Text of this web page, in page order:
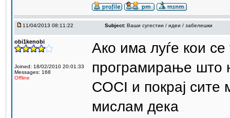
11/04/2013 08:11:22 Subject: Ваши сугестии / идеи / забелешки
obi1kenobi
Joined: 18/02/2010 20:01:33
Messages: 168
Offline
Ако има луѓе кои се
програмирање што
COCI и покрај
мислам дека